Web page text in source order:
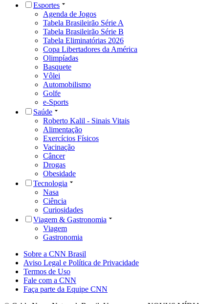
Esportes
Agenda de Jogos
Tabela Brasileirão Série A
Tabela Brasileirão Série B
Tabela Eliminatórias 2026
Copa Libertadores da América
Olimpíadas
Basquete
Vôlei
Automobilismo
Golfe
e-Sports
Saúde
Roberto Kalil - Sinais Vitais
Alimentação
Exercícios Físicos
Vacinação
Câncer
Drogas
Obesidade
Tecnologia
Nasa
Ciência
Curiosidades
Viagem & Gastronomia
Viagem
Gastronomia
Sobre a CNN Brasil
Aviso Legal e Política de Privacidade
Termos de Uso
Fale com a CNN
Faça parte da Equipe CNN